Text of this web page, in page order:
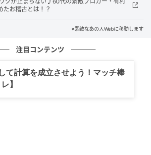
のデザートをのせると、その可愛ら
たお稽古とは！？
※素敵なあの人Webに移動します
注目コンテンツ
て計算を成立させよう！マッチ棒
】